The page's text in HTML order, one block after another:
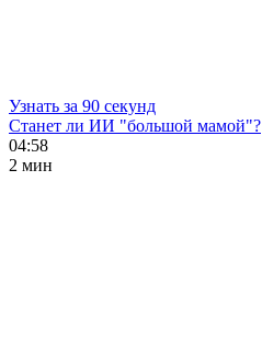
Узнать за 90 секунд
Станет ли ИИ "большой мамой"?
04:58
2 мин